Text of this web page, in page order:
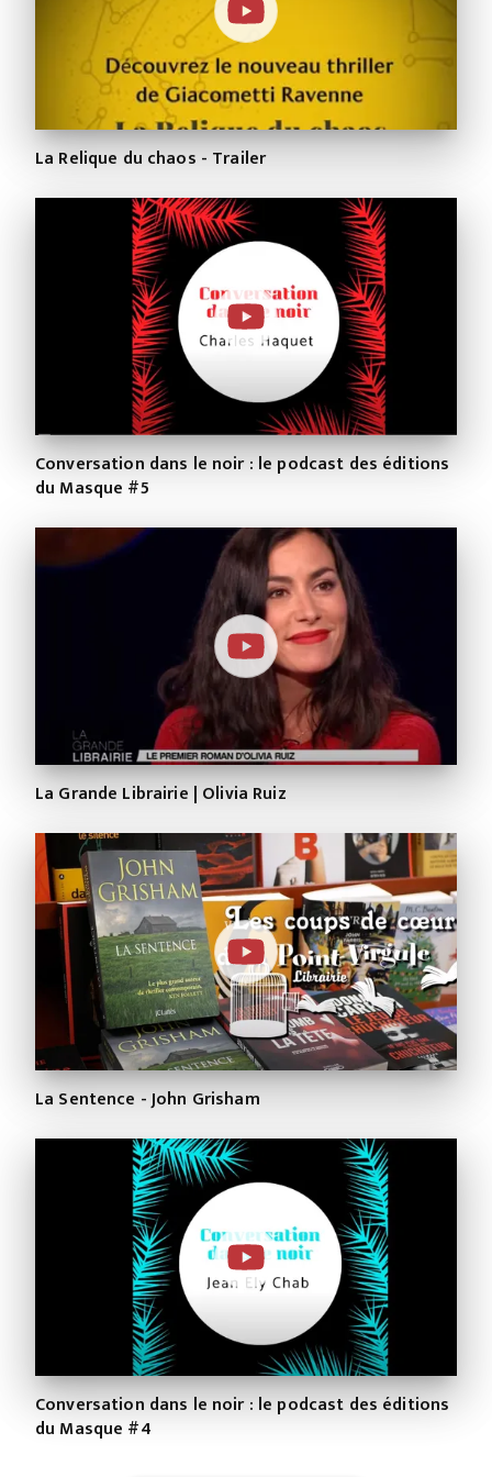
La Relique du chaos - Trailer
Conversation dans le noir : le podcast des éditions
du Masque #5
La Grande Librairie | Olivia Ruiz
La Sentence - John Grisham
Conversation dans le noir : le podcast des éditions
du Masque #4